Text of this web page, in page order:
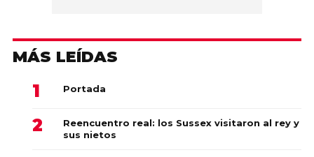
MÁS LEÍDAS
Portada
Reencuentro real: los Sussex visitaron al rey y
sus nietos